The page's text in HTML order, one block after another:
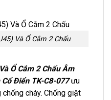
Và Ổ Cắm 2 Chấu
Ổ Cắm 2 Chấu Âm
Điển TK-C8-077ưu
cháy. Chống giật